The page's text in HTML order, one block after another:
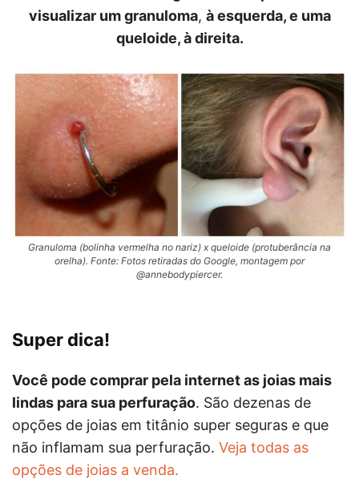
visualizar um granuloma, à esquerda, e uma
queloide, à direita.
Granuloma (bolinha vermelha no nariz) x queloide (protuberância na
orelha). Fonte: Fotos retiradas do Google, montagem por
@annebodypiercer.
Super dica!
Você pode comprar pela internet as joias mais
lindas para sua perfuração. São dezenas de
opções de joias em titânio super seguras e que
não inflamam sua perfuração. Veja todas as
opções de joias a venda.